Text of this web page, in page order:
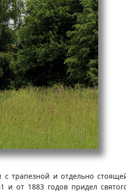
с трапезной и отдельно
и от 1883 годов придел